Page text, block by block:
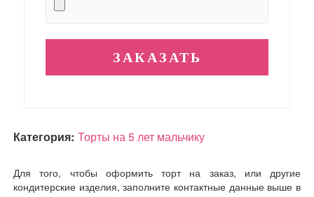
Категория: Торты на 5 лет мальчику
Для того, чтобы оформить торт на заказ, или другие
кондитерские изделия, заполните контактные данные выше в